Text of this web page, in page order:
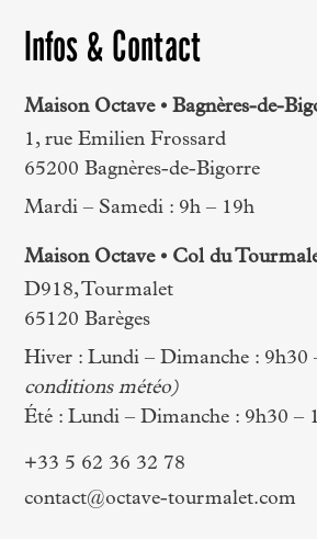
Infos & Contact
Maison Octave • Bagnères-de-
1, rue Emilien Frossard
65200 Bagnères-de-Bigorre
Mardi – Samedi : 9h – 19h
Maison Octave • Col du
D918, Tourmalet
65120 Barèges
Hiver : Lundi – Dimanche : 9h30
conditions météo)
Été : Lundi – Dimanche : 9h30 –
+33 5 62 36 32 78
contact@octave-tourmalet.com